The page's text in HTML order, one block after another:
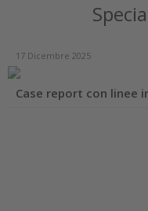
17 Dicembre 2025
Case report con linee